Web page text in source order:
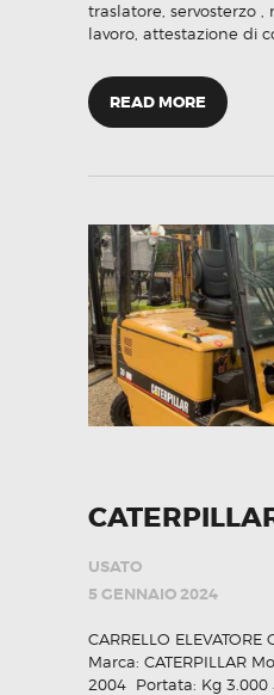
traslatore, servosterzo ,
lavoro, attestazione di
READ MORE
USATO
5 GENNAIO 2024
CARRELLO ELEVATORE
Marca: CATERPILLAR
2004 Portata: Kg 3.000